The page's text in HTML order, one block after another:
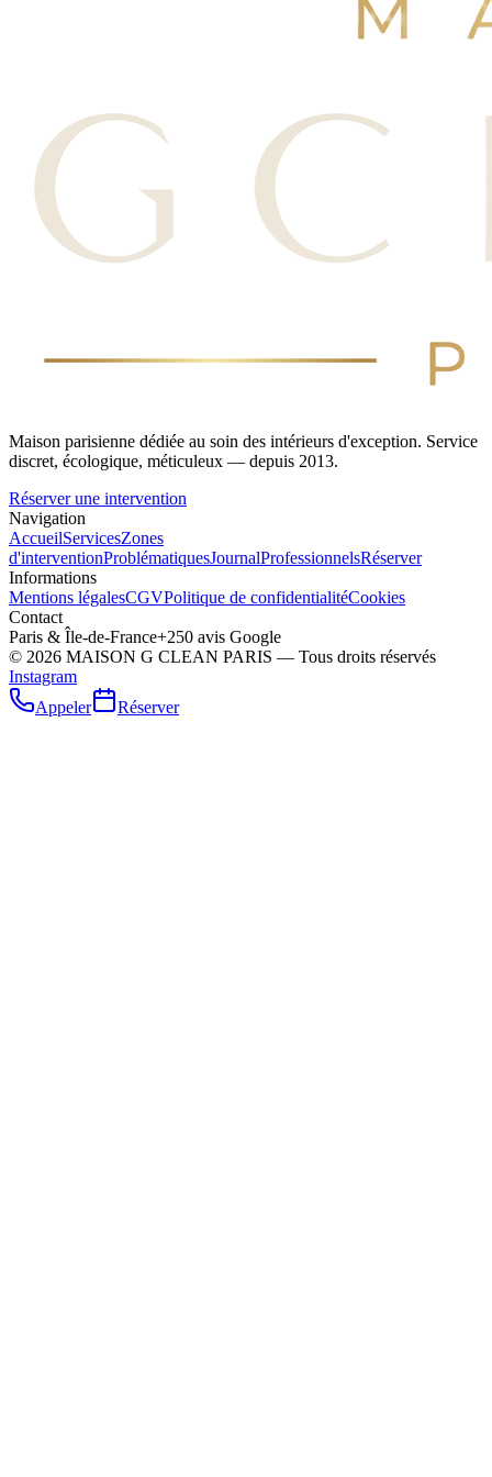
Maison parisienne dédiée au soin des intérieurs d'exception. Service
discret, écologique, méticuleux — depuis 2013.
Réserver une intervention
Navigation
AccueilServicesZones
d'interventionProblématiquesJournalProfessionnelsRéserver
Informations
Mentions légalesCGVPolitique de confidentialitéCookies
Contact
Paris & Île-de-France+250 avis Google
© 2026 MAISON G CLEAN PARIS — Tous droits réservés
Instagram
Appeler
Réserver